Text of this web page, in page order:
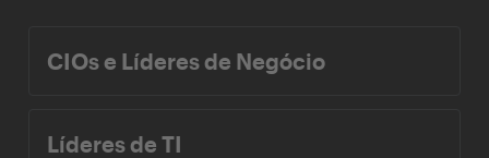
CIOs e Líderes de Negócio
Líderes de TI